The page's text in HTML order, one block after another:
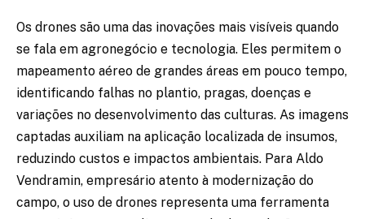
Os drones são uma das inovações mais visíveis quando
se fala em agronegócio e tecnologia. Eles permitem o
mapeamento aéreo de grandes áreas em pouco tempo,
identificando falhas no plantio, pragas, doenças e
variações no desenvolvimento das culturas. As imagens
captadas auxiliam na aplicação localizada de insumos,
reduzindo custos e impactos ambientais. Para Aldo
Vendramin, empresário atento à modernização do
campo, o uso de drones representa uma ferramenta